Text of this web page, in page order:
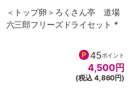
＜トップ卵＞ろくさん亭 道場
六三郎フリーズドライセット *
45ポイント
4,500円
(税込 4,860円)